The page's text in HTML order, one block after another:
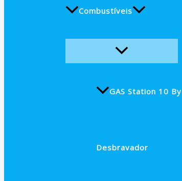
Combustíveis
GAS Station 10 By
Desbravador